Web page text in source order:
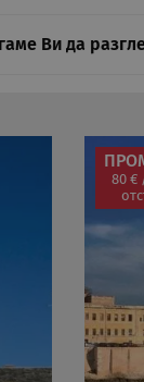
Ви да
80 €